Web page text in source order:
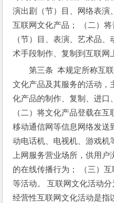
演出剧（节）目、网络表演
互联网文化产品； （二）
（节）目、表演、艺术品
术手段制作、复制到互联网
第三条  本规定所称互
文化产品及其服务的活动，
化产品的制作、复制、进口
（二）将文化产品登载在互
移动通信网等信息网络发送
动电话机、电视机、游戏机
上网服务营业场所，供用
的在线传播行为； （三）
等活动。 互联网文化活动分
经营性互联网文化活动是指